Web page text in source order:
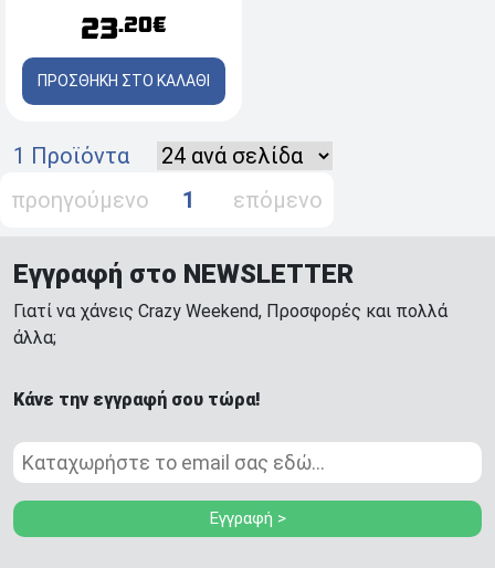
23.20€
ΠΡΟΣΘΗΚΗ ΣΤΟ ΚΑΛΑΘΙ
1 Προϊόντα
προηγούμενο
1 επόμενο
Εγγραφή στο NEWSLETTER
Γιατί να χάνεις Crazy Weekend, Προσφορές και πολλά
άλλα;
Κάνε την εγγραφή σου τώρα!
Εγγραφή >